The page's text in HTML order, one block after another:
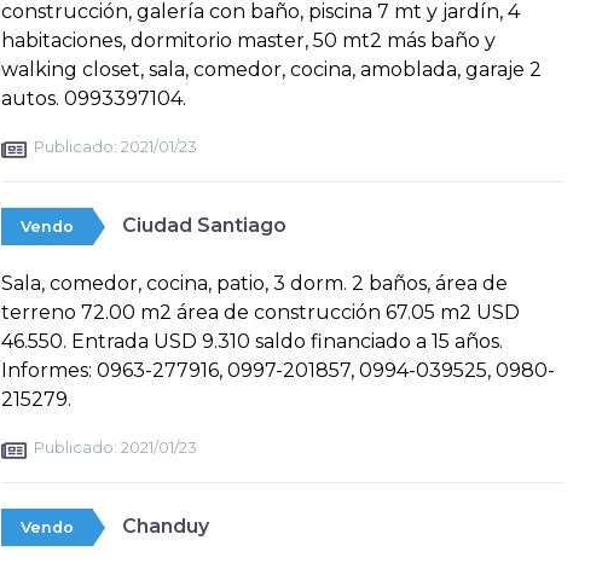
construcción, galería con baño, piscina 7 mt y jardín, 4
habitaciones, dormitorio master, 50 mt2 más baño y
walking closet, sala, comedor, cocina, amoblada, garaje 2
autos. 0993397104.
Publicado: 2021/01/23
Vendo Ciudad Santiago
Sala, comedor, cocina, patio, 3 dorm. 2 baños, área de
terreno 72.00 m2 área de construcción 67.05 m2 USD
46.550. Entrada USD 9.310 saldo financiado a 15 años.
Informes: 0963-277916, 0997-201857, 0994-039525, 0980-
215279.
Publicado: 2021/01/23
Vendo Chanduy